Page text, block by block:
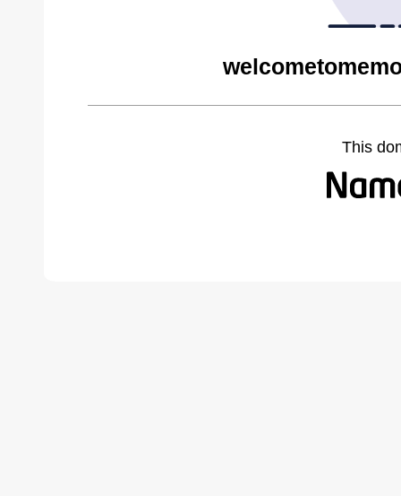
This